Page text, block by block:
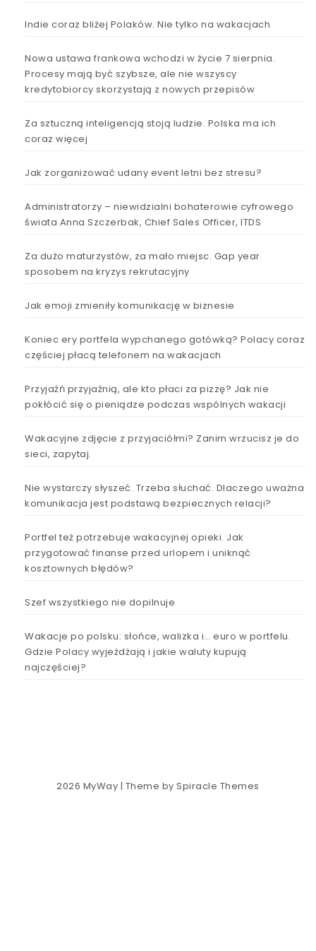
Indie coraz bliżej Polaków. Nie tylko na wakacjach
Nowa ustawa frankowa wchodzi w życie 7 sierpnia.
Procesy mają być szybsze, ale nie wszyscy
kredytobiorcy skorzystają z nowych przepisów
Za sztuczną inteligencją stoją ludzie. Polska ma ich
coraz więcej
Jak zorganizować udany event letni bez stresu?
Administratorzy – niewidzialni bohaterowie cyfrowego
świata Anna Szczerbak, Chief Sales Officer, ITDS
Za dużo maturzystów, za mało miejsc. Gap year
sposobem na kryzys rekrutacyjny
Jak emoji zmieniły komunikację w biznesie
Koniec ery portfela wypchanego gotówką? Polacy coraz
częściej płacą telefonem na wakacjach
Przyjaźń przyjaźnią, ale kto płaci za pizzę? Jak nie
pokłócić się o pieniądze podczas wspólnych wakacji
Wakacyjne zdjęcie z przyjaciółmi? Zanim wrzucisz je do
sieci, zapytaj.
Nie wystarczy słyszeć. Trzeba słuchać. Dlaczego uważna
komunikacja jest podstawą bezpiecznych relacji?
Portfel też potrzebuje wakacyjnej opieki. Jak
przygotować finanse przed urlopem i uniknąć
kosztownych błędów?
Szef wszystkiego nie dopilnuje
Wakacje po polsku: słońce, walizka i… euro w portfelu.
Gdzie Polacy wyjeżdżają i jakie waluty kupują
najczęściej?
2026 MyWay | Theme bySpiracle Themes